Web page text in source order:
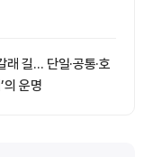
래 길… 단일·공통·호
의 운명